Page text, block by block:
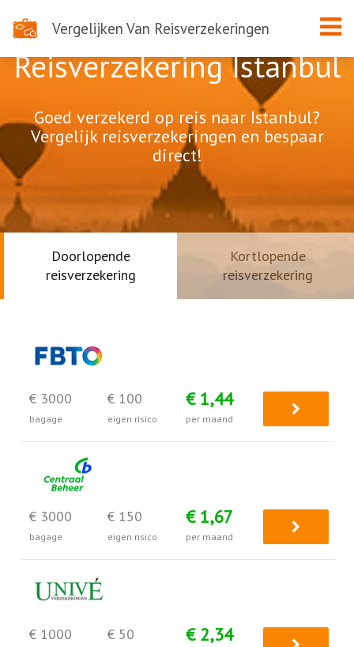
Vergelijken Van Reisverzekeringen
Reisverzekering Istanbul
Goed verzekerd op reis naar Istanbul?
Vergelijk reisverzekeringen en bespaar
direct!
Doorlopende
reisverzekering
Kortlopende
reisverzekering
€ 3000
bagage
€ 100
eigen risico
€ 1,44
per maand
€ 3000
bagage
€ 150
eigen risico
€ 1,67
per maand
€ 1000 € 50 € 2,34